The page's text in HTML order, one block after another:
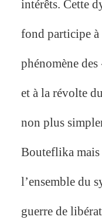
intérêts. Cette
fond participe
phénomène
et à la révolte
non plus
Bouteflika mais
l’ensemble du
guerre de